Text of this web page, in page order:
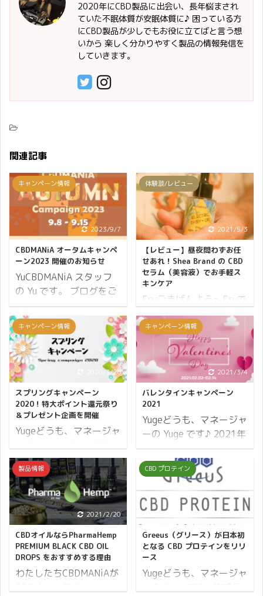
2020年にCBD製品に出会い、長年悩まされ
ていた不眠体質が安眠体質に♪ 困っている方
にCBD製品が少しでもお役に立てばと言う想
いから 楽しく分かりやすく製品の情報発信を
していきます。
関連記事
キャンペーン情報
2023/9/7
CBDMANiA オータムキャンペ
ーン2023 開催のお知らせ
YuCBDMANiA スタッフ
の Yu です。 ブログをご
覧いただきましてありが
とうございます。 9月に
なって、夜になると少し
ずつ日が長くなってきた
ような気がします、秋の
兆しでしょうか。 季節の
移り変わりは、心身が安
定しないことも多いとい
われていますが 皆さまは
いかがお過ごしですか？
この時期は CBD でゆっ
たり快適に過ごして頂き
たい。 そんな想いから
CBDMANiA オータムキャ
ンペーン2023 と銘打ち
キャンペーンを開催しま
す。 キャンペーンの概要
はこちらです。 まず、開
催期間からお伝えしてい
きま ...
体験談/レビュー
2021/5/3
【レビュー】昼夜問わずお任
せあれ！Shea Brand の CBD
セラム（美容液）でお手軽ス
キンケア
Eryごきげんよう～Eryで
す★ Shea BrandのCBDセ
ラムが気になって使用し
てみました。 このCBDセ
ラムは昼も夜も使える美
容液なので、化粧水の後
に数滴塗れば普段よりも
お肌の調子がワンランク
お部屋に一本置いてある
だけで、なんだかおしゃ
となっています。 まず
は、Shea BrandのCBDセ
ラムを使ってみた感想か
らご紹介です↓ Shea
Brand CBD セラムを使っ
てみての感想 まず見た目
ですがリゾート地をイメ
ージするようなどこかワ
クワクするパッ ...
キャンペーン情報
2020/3/26
スプリングキャンペーン
2020！特大ポイント還元祭り
＆プレゼント企画を開催
Yugeどうも、マネージャ
も4月を迎えて春の陽気
が感じられるようになっ
てきました。 学校では新
学期が始まり、会社には
新社会人が入社し、新た
な出会いが多くなるこの
季節。 環境が大きく変わ
る人も僕のように普段と
変わらぬ生活を送ってい
キャンペーン情報
2021/3/4
バレンタインキャンペーン
2021
Yugeどうも、マネージャ
ーの Yuge です♪ 2021年
は早くも2月を迎えまし
た。 2月といえばやはり
バレンタインデーではな
いでしょうか？ 僕の認識
では小学生のころから身
近なイベントだったと記
憶しています。 当時は母
親からもらうチョコレー
トで大喜びしていたもの
です。 そこで
CBDMANiA ではバレンタ
製品情報
2021/2/20
CBDオイルならPharmaHemp
PREMIUM BLACK CBD OIL
DROPS をおすすめする理由
わたしたちCBDMANiAが
CBD プロテイン
Greeus（グリース）が日本初
となる CBD プロテインをリリ
ース
Yugeどうも、マネージャ